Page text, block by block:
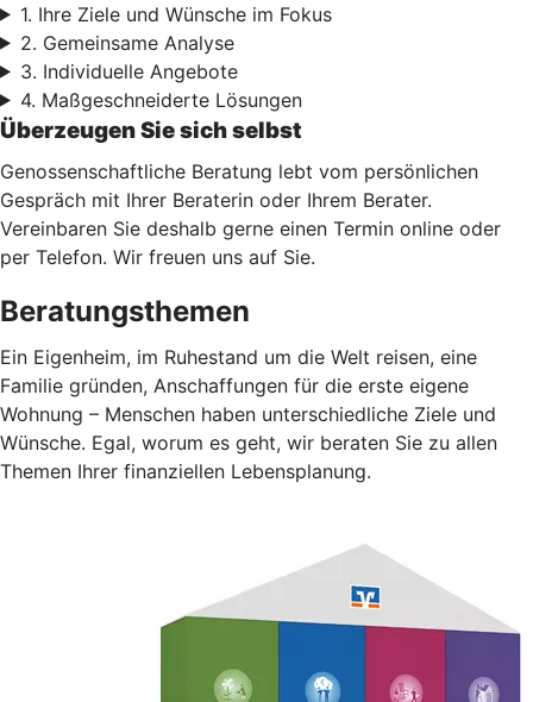
1. Ihre Ziele und Wünsche im Fokus
2. Gemeinsame Analyse
3. Individuelle Angebote
4. Maßgeschneiderte Lösungen
Überzeugen Sie sich selbst
Genossenschaftliche Beratung lebt vom persönlichen
Gespräch mit Ihrer Beraterin oder Ihrem Berater.
Vereinbaren Sie deshalb gerne einen Termin online oder
per Telefon. Wir freuen uns auf Sie.
Beratungsthemen
Ein Eigenheim, im Ruhestand um die Welt reisen, eine
Familie gründen, Anschaffungen für die erste eigene
Wohnung – Menschen haben unterschiedliche Ziele und
Wünsche. Egal, worum es geht, wir beraten Sie zu allen
Themen Ihrer finanziellen Lebensplanung.